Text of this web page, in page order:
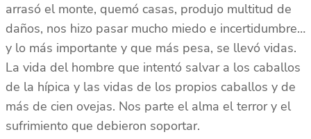
arrasó el monte, quemó casas, produjo multitud de
daños, nos hizo pasar mucho miedo e incertidumbre…
y lo más importante y que más pesa, se llevó vidas.
La vida del hombre que intentó salvar a los caballos
de la hípica y las vidas de los propios caballos y de
más de cien ovejas. Nos parte el alma el terror y el
sufrimiento que debieron soportar.